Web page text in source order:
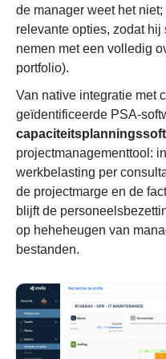
de manager weet het
relevante opties, zodat
nemen met een volledig
portfolio).
Van native integratie met
geïdentificeerde PSA-
projectmanagementtool:
werkbelasting per
de projectmarge en de
blijft de
op heheheugen van
bestanden.